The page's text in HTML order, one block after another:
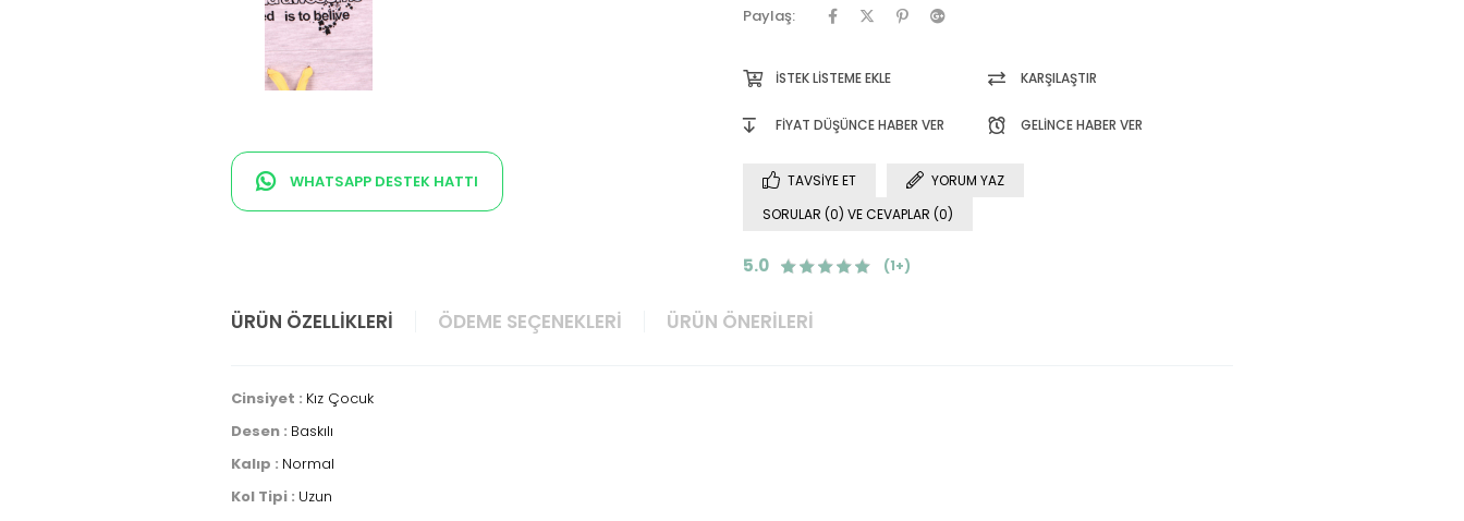
WHATSAPP DESTEK HATTI
Paylaş:
İSTEK LISTEME EKLE KARŞILAŞTIR
FIYAT DÜŞÜNCE HABER VER GELINCE HABER VER
TAVSIYE ET
YORUM YAZ
SORULAR (0) VE CEVAPLAR (0)
5.0 (1+)
ÜRÜN ÖZELLIKLERI ÖDEME SEÇENEKLERI ÜRÜN ÖNERILERI
Cinsiyet : Kız Çocuk
Desen : Baskılı
Kalıp : Normal
Kol Tipi : Uzun